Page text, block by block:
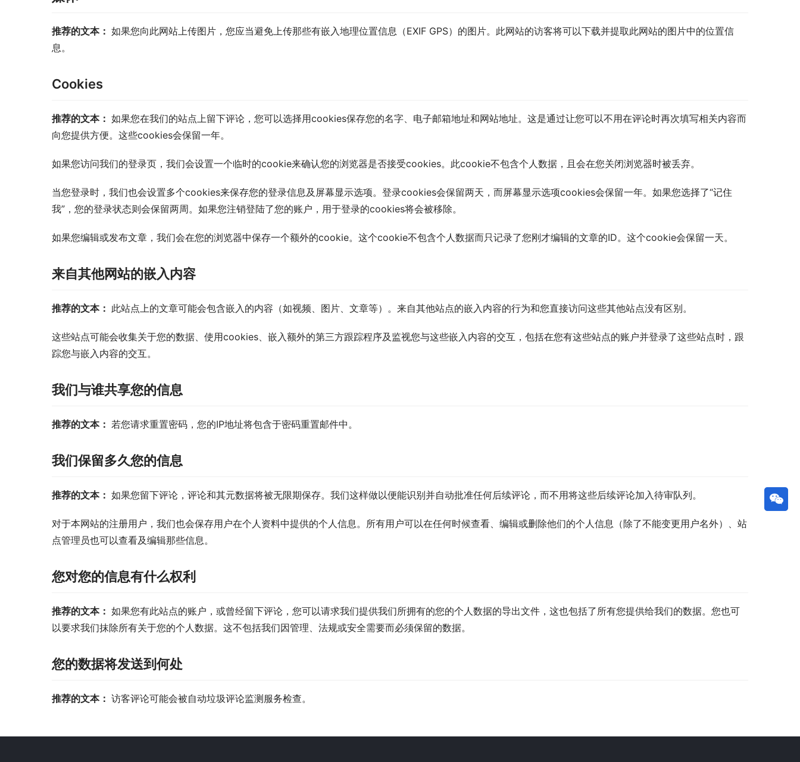
推荐的文本： 如果您向此网站上传图片，您应当避免上传那些有嵌入地理位置信息（EXIF GPS）的图片。此网站的访客将可以下载并提取此网站的图片中的位置信
息。
Cookies
推荐的文本： 如果您在我们的站点上留下评论，您可以选择用cookies保存您的名字、电子邮箱地址和网站地址。这是通过让您可以不用在评论时再次填写相关内容而
向您提供方便。这些cookies会保留一年。
如果您访问我们的登录页，我们会设置一个临时的cookie来确认您的浏览器是否接受cookies。此cookie不包含个人数据，且会在您关闭浏览器时被丢弃。
当您登录时，我们也会设置多个cookies来保存您的登录信息及屏幕显示选项。登录cookies会保留两天，而屏幕显示选项cookies会保留一年。如果您选择了“记住
我”，您的登录状态则会保留两周。如果您注销登陆了您的账户，用于登录的cookies将会被移除。
如果您编辑或发布文章，我们会在您的浏览器中保存一个额外的cookie。这个cookie不包含个人数据而只记录了您刚才编辑的文章的ID。这个cookie会保留一天。
来自其他网站的嵌入内容
推荐的文本： 此站点上的文章可能会包含嵌入的内容（如视频、图片、文章等）。来自其他站点的嵌入内容的行为和您直接访问这些其他站点没有区别。
这些站点可能会收集关于您的数据、使用cookies、嵌入额外的第三方跟踪程序及监视您与这些嵌入内容的交互，包括在您有这些站点的账户并登录了这些站点时，跟
踪您与嵌入内容的交互。
我们与谁共享您的信息
推荐的文本： 若您请求重置密码，您的IP地址将包含于密码重置邮件中。
我们保留多久您的信息
推荐的文本： 如果您留下评论，评论和其元数据将被无限期保存。我们这样做以便能识别并自动批准任何后续评论，而不用将这些后续评论加入待审队列。
对于本网站的注册用户，我们也会保存用户在个人资料中提供的个人信息。所有用户可以在任何时候查看、编辑或删除他们的个人信息（除了不能变更用户名外）、站
点管理员也可以查看及编辑那些信息。
您对您的信息有什么权利
推荐的文本： 如果您有此站点的账户，或曾经留下评论，您可以请求我们提供我们所拥有的您的个人数据的导出文件，这也包括了所有您提供给我们的数据。您也可
以要求我们抹除所有关于您的个人数据。这不包括我们因管理、法规或安全需要而必须保留的数据。
您的数据将发送到何处
推荐的文本： 访客评论可能会被自动垃圾评论监测服务检查。